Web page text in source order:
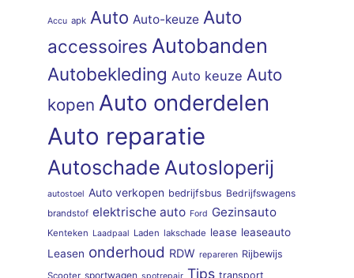
Accu apk Auto Auto-keuze Auto
accessoires Autobanden
Autobekleding Auto keuze Auto
kopen Auto onderdelen
Auto reparatie
Autoschade Autosloperij
autostoel Auto verkopen bedrijfsbus Bedrijfswagens
brandstof elektrische auto Ford Gezinsauto
Kenteken Laadpaal Laden lakschade lease leaseauto
Leasen onderhoud RDW repareren Rijbewijs
Scooter sportwagen spotrepair Tips transport